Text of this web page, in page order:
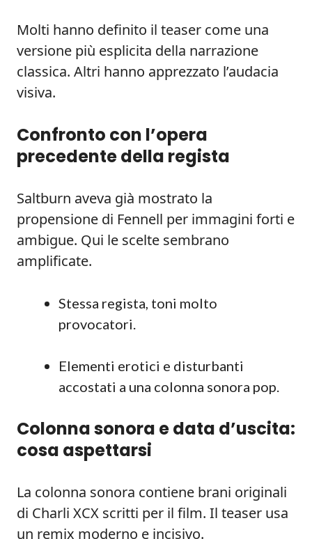
Molti hanno definito il teaser come una
versione più esplicita della narrazione
classica. Altri hanno apprezzato l’audacia
visiva.
Confronto con l’opera
precedente della regista
Saltburn aveva già mostrato la
propensione di Fennell per immagini forti e
ambigue. Qui le scelte sembrano
amplificate.
Stessa regista, toni molto
provocatori.
Elementi erotici e disturbanti
accostati a una colonna sonora pop.
Colonna sonora e data d’uscita:
cosa aspettarsi
La colonna sonora contiene brani originali
di Charli XCX scritti per il film. Il teaser usa
un remix moderno e incisivo.